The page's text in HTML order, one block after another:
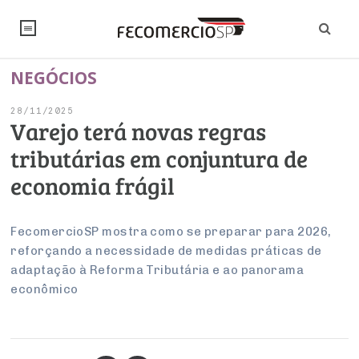
NOTÍCIAS
Artigos
Institucional
PROJETOS ESPECIAIS:
UM BRASIL
Economia
Pesquisas
Internacional
Modernização do Estado
Trabalho
Empresas
Arbitragem e Mediação
Negócios
Varejo
Serviços
Sustentabilidade
SINDICATOS
PESQUISAS
INSTITUCIONAL
Sobre
Negociações Coletivas
CONSELHOS
NEGÓCIOS
28/11/2025
Varejo terá novas regras
tributárias em conjuntura de
economia frágil
FecomercioSP mostra como se preparar para 2026,
reforçando a necessidade de medidas práticas de
adaptação à Reforma Tributária e ao panorama
econômico